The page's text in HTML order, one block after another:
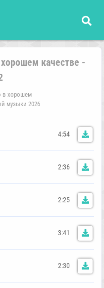
качестве -
в хорошем
музыки 2026
4:54
2:36
2:25
3:41
2:30